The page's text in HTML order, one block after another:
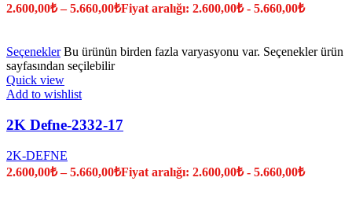
2.600,00₺ –5.660,00₺Fiyat aralığı: 2.600,00₺ - 5.660,00₺
Seçenekler Bu ürünün birden fazla varyasyonu var. Seçenekler ürün
sayfasından seçilebilir
Quick view
Add to wishlist
2K Defne-2332-17
2K-DEFNE
2.600,00₺ –5.660,00₺Fiyat aralığı: 2.600,00₺ - 5.660,00₺